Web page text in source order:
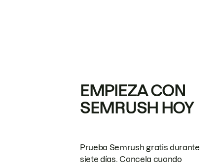
EMPIEZA CON
SEMRUSH HOY
Prueba Semrush gratis durante
siete días. Cancela cuando